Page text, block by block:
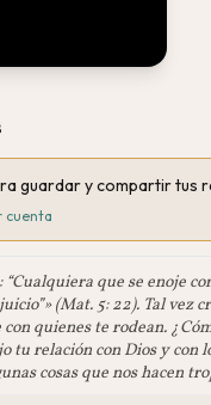
guardar y compartir tus
cuenta
“Cualquiera que se enoje
(Mat. 5: 22). Tal vez
quienes te rodean.
tu relación con Dios y con
cosas que nos hacen